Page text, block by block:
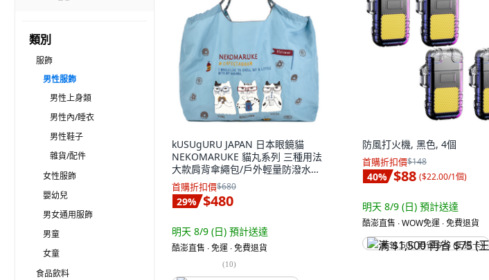
類別
服飾
男性服飾
男性上身類
男性內/睡衣
男性鞋子
雜貨/配件
女性服飾
嬰幼兒
男女通用服飾
男童
女童
食品飲料
kUSUgURU JAPAN 日本眼鏡貓
NEKOMARUKE 貓丸系列 三種用法
大款肩背傘繩包/戶外輕量防潑水提
袋, 藍色
首購折扣價$680
29% $480
明天 8/9 (日) 預計送達
酷澎直售 ∙ 免運 ∙ 免費退貨
(10)
防風打火機, 黑色, 4個
首購折扣價$148
40% $88 ($22.00/1個)
明天 8/9 (日) 預計送達
酷澎直售 ∙ WOW免運 ∙ 免費退貨
满 $1,500 再省 $75 (王道卡)